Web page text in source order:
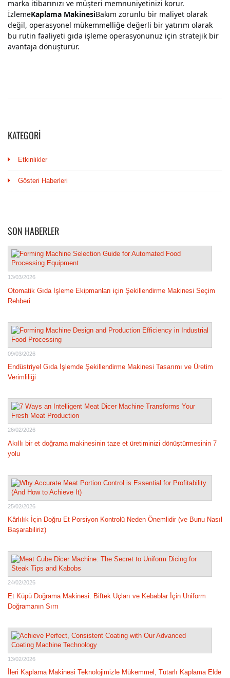
KATEGORI
Etkinlikler
Gösteri Haberleri
SON HABERLER
13/03/2026
Otomatik Gıda İşleme Ekipmanları için Şekillendirme Makinesi Seçim
Rehberi
09/03/2026
Endüstriyel Gıda İşlemde Şekillendirme Makinesi Tasarımı ve Üretim
Verimliliği
26/02/2026
Akıllı bir et doğrama makinesinin taze et üretiminizi dönüştürmesinin 7
yolu
25/02/2026
Kârlılık İçin Doğru Et Porsiyon Kontrolü Neden Önemlidir (ve Bunu Nasıl
Başarabiliriz)
24/02/2026
Et Küpü Doğrama Makinesi: Biftek Uçları ve Kebablar İçin Uniform
Doğramanın Sırrı
13/02/2026
İleri Kaplama Makinesi Teknolojimizle Mükemmel, Tutarlı Kaplama Elde